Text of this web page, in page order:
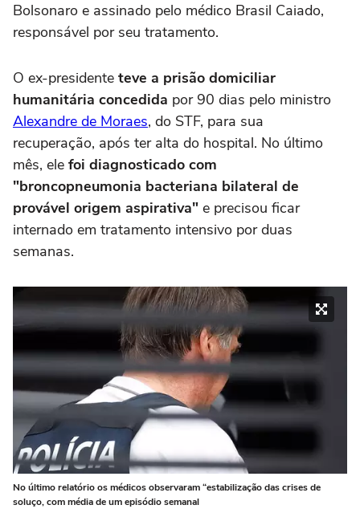
Bolsonaro e assinado pelo médico Brasil Caiado,
responsável por seu tratamento.
O ex-presidente teve a prisão domiciliar
humanitária concedida por 90 dias pelo ministro
Alexandre de Moraes, do STF, para sua
recuperação, após ter alta do hospital. No último
mês, ele foi diagnosticado com
"broncopneumonia bacteriana bilateral de
provável origem aspirativa" e precisou ficar
internado em tratamento intensivo por duas
semanas.
No último relatório os médicos observaram “estabilização das crises de
soluço, com média de um episódio semanal